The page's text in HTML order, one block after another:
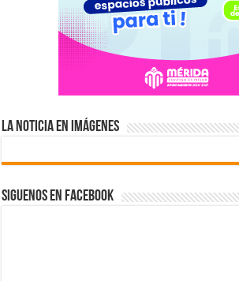
La Noticia en Imágenes
Siguenos en Facebook